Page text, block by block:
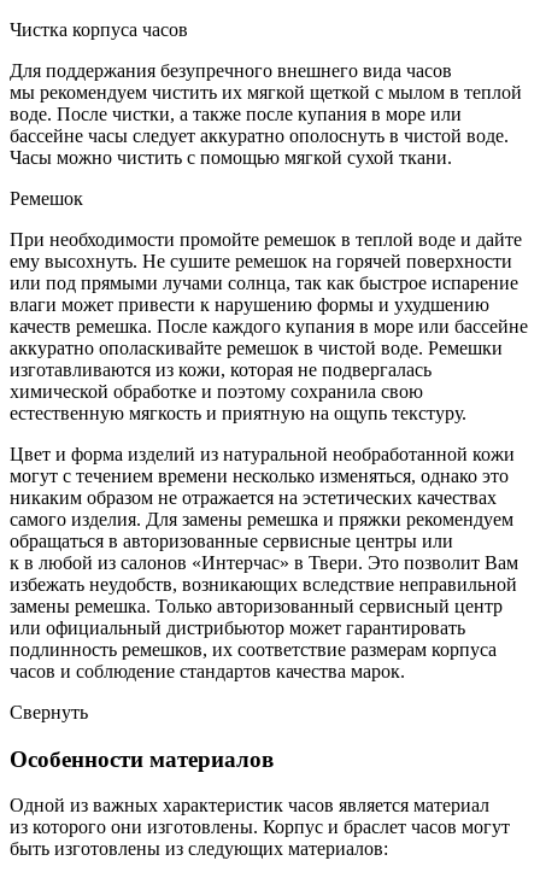
Чистка корпуса часов
Для поддержания безупречного внешнего вида часов
мы рекомендуем чистить их мягкой щеткой с мылом в теплой
воде. После чистки, а также после купания в море или
бассейне часы следует аккуратно ополоснуть в чистой воде.
Часы можно чистить с помощью мягкой сухой ткани.
Ремешок
При необходимости промойте ремешок в теплой воде и дайте
ему высохнуть. Не сушите ремешок на горячей поверхности
или под прямыми лучами солнца, так как быстрое испарение
влаги может привести к нарушению формы и ухудшению
качеств ремешка. После каждого купания в море или бассейне
аккуратно ополаскивайте ремешок в чистой воде. Ремешки
изготавливаются из кожи, которая не подвергалась
химической обработке и поэтому сохранила свою
естественную мягкость и приятную на ощупь текстуру.
Цвет и форма изделий из натуральной необработанной кожи
могут с течением времени несколько изменяться, однако это
никаким образом не отражается на эстетических качествах
самого изделия. Для замены ремешка и пряжки рекомендуем
обращаться в авторизованные сервисные центры или
к в любой из салонов «Интерчас» в Твери. Это позволит Вам
избежать неудобств, возникающих вследствие неправильной
замены ремешка. Только авторизованный сервисный центр
или официальный дистрибьютор может гарантировать
подлинность ремешков, их соответствие размерам корпуса
часов и соблюдение стандартов качества марок.
Свернуть
Особенности материалов
Одной из важных характеристик часов является материал
из которого они изготовлены. Корпус и браслет часов могут
быть изготовлены из следующих материалов: